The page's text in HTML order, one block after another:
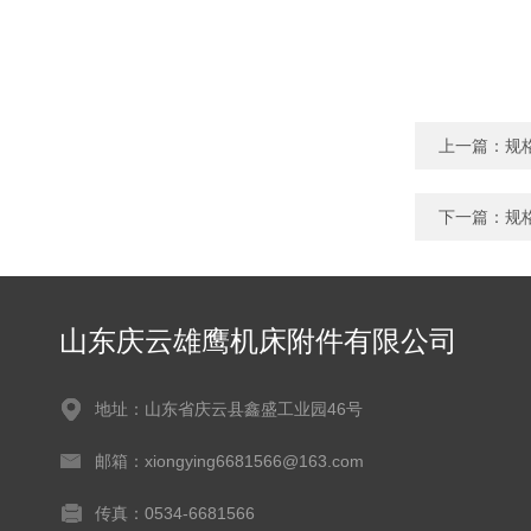
上一篇： 规
下一篇： 规
山东庆云雄鹰机床附件有限公司
地址：山东省庆云县鑫盛工业园46号
邮箱：xiongying6681566@163.com
传真：0534-6681566